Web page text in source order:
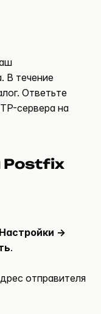
В течение
Ответьте
сервера на
Postfix
→
.
отправителя